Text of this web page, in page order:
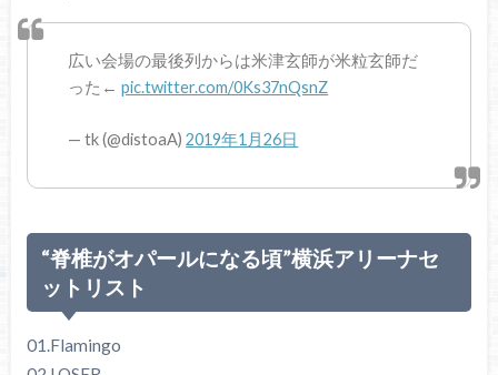
広い会場の最後列からは米津玄師が米粒玄師だ
った←pic.twitter.com/0Ks37nQsnZ
— tk (@distoaA)2019年1月26日
“脊椎がオパールになる頃”横浜アリーナセ
ットリスト
01.Flamingo